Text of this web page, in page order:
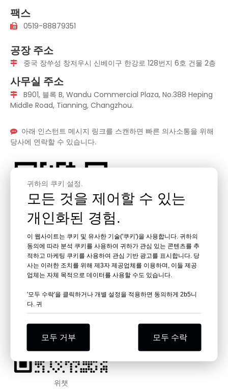
팩스
 0519-88879351
공장 주소
 중국 장쑤성 창저우시 신베이구 한강로 128번지 6호 건물 2층
사무실 주소

B901, 블록 B, Wandu Commercial Plaza, No.388 Heping
Middle Road, Tianning, Changzhou.

아래 인스턴트 메시지 링크를 스캔하면 빠른 의사소통을 위해
당사에 연락할 수 있습니다.
왓츠앱
위챗
귀하의 쿠키 설정.
모든 것을 제어할 수 있는
개인화된 경험.
이 웹사이트는 쿠키 및 유사한 기술('쿠키')을 사용합니다. 귀하의
동의에 따라 분석 쿠키를 사용하여 귀하가 관심 있는 콘텐츠를 추
적하고 마케팅 쿠키를 사용하여 관심 기반 광고를 표시합니다. 당
사는 이러한 조치를 위해 제3자 제공업체를 이용하며, 이들 제공
업체는 자체 목적으로 데이터를 사용할 수도 있습니다.
'모두 수락'을 클릭하거나 개별 설정을 적용하면 동의하게 2b5니
다. 귀
모두 거부 모두 수락